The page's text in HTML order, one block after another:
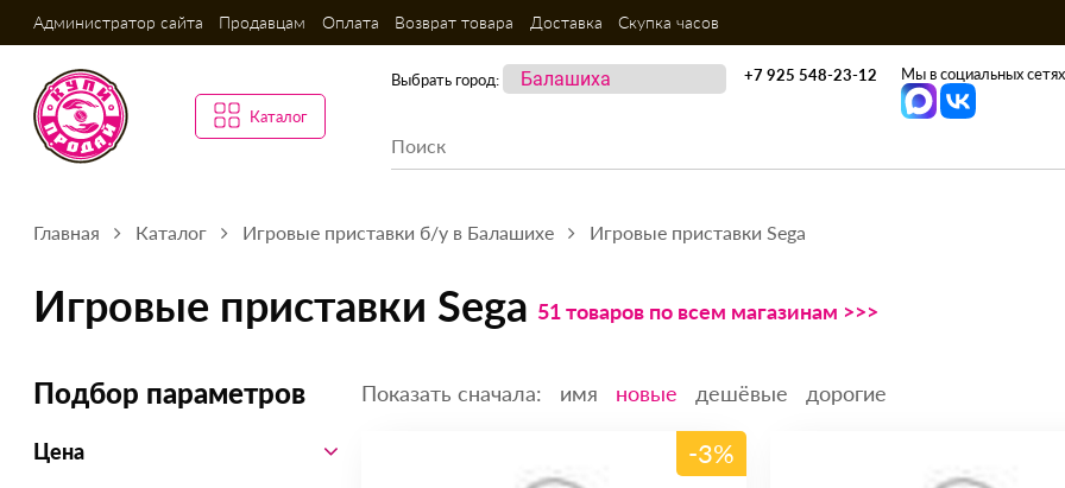
Администратор сайта Продавцам Оплата Возврат товара Доставка Скупка часов
Каталог
Выбрать город: +7 925 548-23-12 Мы в социальных
Главная Каталог Игровые приставки б/у в Балашихе Игровые приставки Sega
Игровые приставки Sega 51 товаров по всем магазинам >>>
Подбор параметров
Цена
Показать сначала: имя новые дешёвые дорогие
-3%